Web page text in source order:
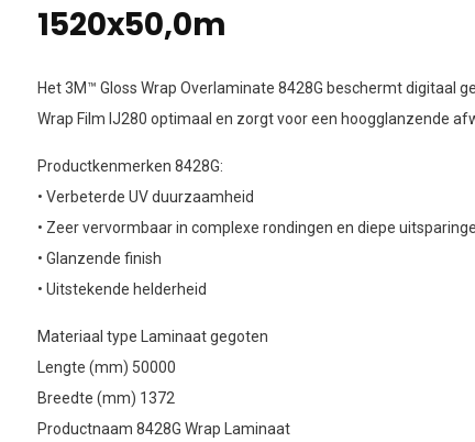
1520x50,0m
Het 3M™ Gloss Wrap Overlaminate 8428G beschermt digitaal
Wrap Film IJ280 optimaal en zorgt voor een hoogglanzende
Productkenmerken 8428G:
• Verbeterde UV duurzaamheid
• Zeer vervormbaar in complexe rondingen en diepe
• Glanzende finish
• Uitstekende helderheid
Materiaal type Laminaat gegoten
Lengte (mm) 50000
Breedte (mm) 1372
Productnaam 8428G Wrap Laminaat